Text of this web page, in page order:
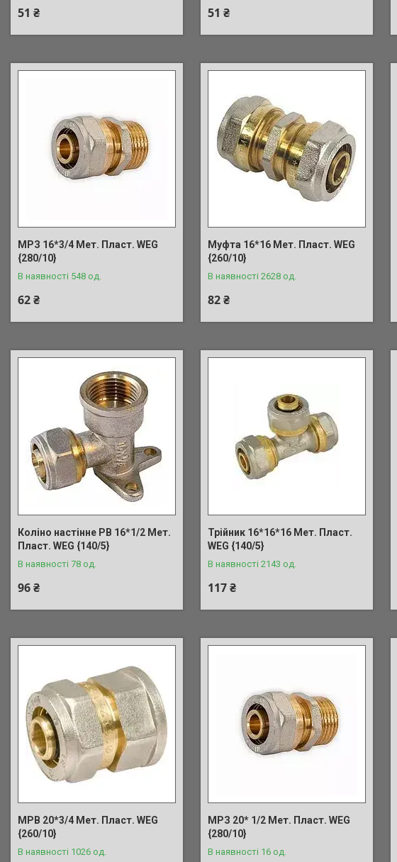
51 ₴ 51 ₴
МРЗ 16*3/4 Мет. Пласт. WEG
{280/10}
В наявності 548 од.
62 ₴
Муфта 16*16 Мет. Пласт. WEG
{260/10}
В наявності 2628 од.
82 ₴
Коліно настінне РВ 16*1/2 Мет.
Пласт. WEG {140/5}
В наявності 78 од.
96 ₴
Трійник 16*16*16 Мет. Пласт.
WEG {140/5}
В наявності 2143 од.
117 ₴
МРВ 20*3/4 Мет. Пласт. WEG
{260/10}
В наявності 1026 од.
МРЗ 20* 1/2 Мет. Пласт. WEG
{280/10}
В наявності 16 од.